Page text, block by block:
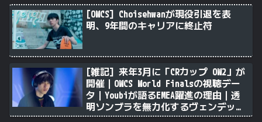
[OWCS] Choisehwanが現役引退を表
明、9年間のキャリアに終止符
[雑記] 来年3月に「CRカップ OW2」が
開催｜OWCS World Finalsの視聴デー
タ｜Youbiが語るEMEA躍進の理由｜透
明ソンブラを無力化するヴェンデッタ
｜Stalk3rが久々のツィート ほか